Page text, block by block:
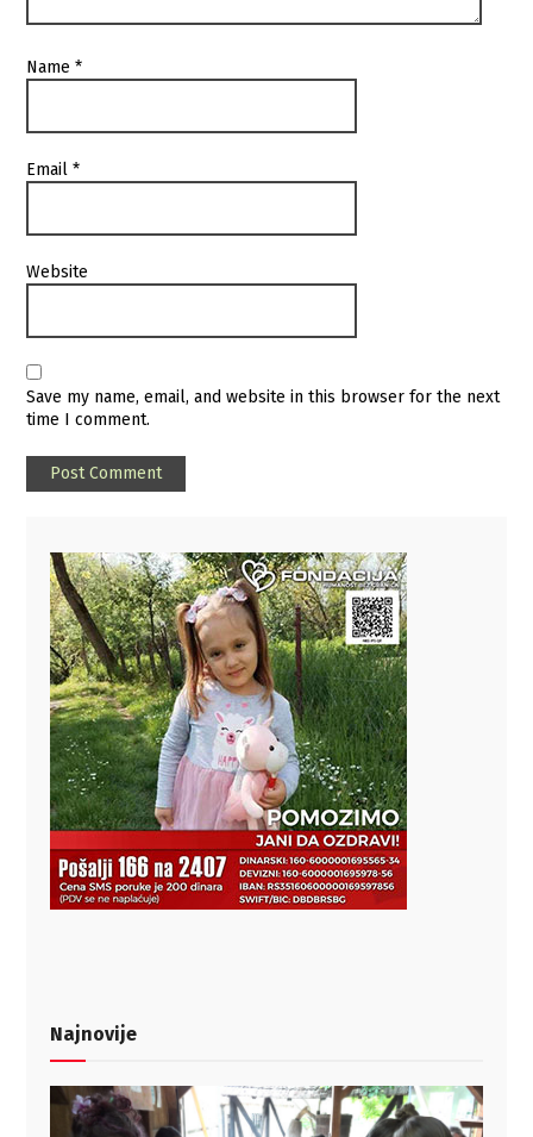
Name*
Email*
Website
Save my name, email, and website in this browser for the next
time I comment.
Najnovije